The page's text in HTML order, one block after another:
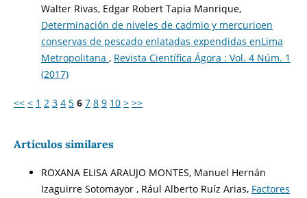
Walter Rivas, Edgar Robert Tapia Manrique,
Determinación de niveles de cadmio y mercurioen
conservas de pescado enlatadas expendidas enLima
Metropolitana , Revista Científica Ágora : Vol. 4 Núm. 1
(2017)
<< < 1 2 3 4 5 6 7 8 9 10 > >>
Artículos similares
ROXANA ELISA ARAUJO MONTES, Manuel Hernán
Izaguirre Sotomayor , Rául Alberto Ruíz Arias, Factores